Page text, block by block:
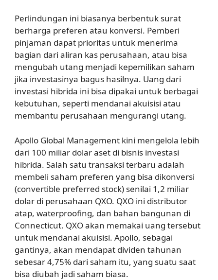
Perlindungan ini biasanya berbentuk surat
berharga preferen atau konversi. Pemberi
pinjaman dapat prioritas untuk menerima
bagian dari aliran kas perusahaan, atau bisa
mengubah utang menjadi kepemilikan saham
jika investasinya bagus hasilnya. Uang dari
investasi hibrida ini bisa dipakai untuk berbagai
kebutuhan, seperti mendanai akuisisi atau
membantu perusahaan mengurangi utang.
Apollo Global Management kini mengelola lebih
dari 100 miliar dolar aset di bisnis investasi
hibrida. Salah satu transaksi terbaru adalah
membeli saham preferen yang bisa dikonversi
(convertible preferred stock) senilai 1,2 miliar
dolar di perusahaan QXO. QXO ini distributor
atap, waterproofing, dan bahan bangunan di
Connecticut. QXO akan memakai uang tersebut
untuk mendanai akuisisi. Apollo, sebagai
gantinya, akan mendapat dividen tahunan
sebesar 4,75% dari saham itu, yang suatu saat
bisa diubah jadi saham biasa.